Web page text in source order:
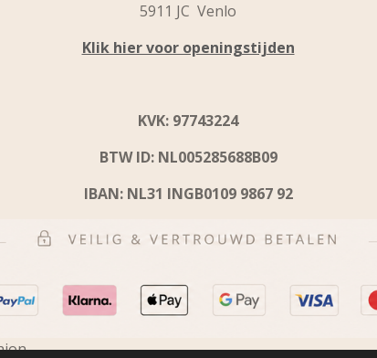
5911 JC Venlo
Klik hier voor openingstijden
KVK: 97743224
BTW ID: NL005285688B09
IBAN: NL31 INGB0109 9867 92